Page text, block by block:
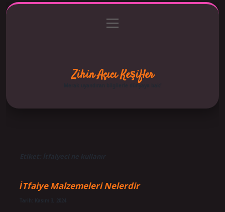
Gizlilik Politikası
menüyü
aç
Zihin Açıcı Keşifler
Merak uyandıran bilgilerle dünyaya bak!
Etiket: İtfaiyeci ne kullanır
İTfaiye Malzemeleri Nelerdir